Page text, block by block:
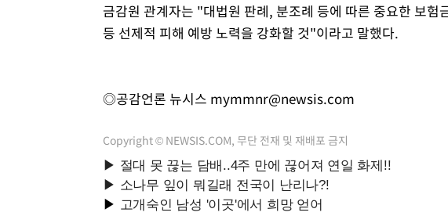
금감원 관계자는 "대법원 판례, 분조례 등에 따른 중요한 보험
등 선제적 피해 예방 노력을 강화할 것"이라고 말했다.
◎공감언론 뉴시스 mymmnr@newsis.com
Copyright © NEWSIS.COM, 무단 전재 및 재배포 금지